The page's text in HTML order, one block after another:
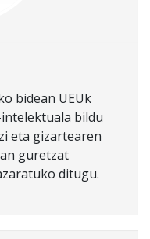
bidean UEUk
bildu
eta gizartearen
guretzat
ditugu.